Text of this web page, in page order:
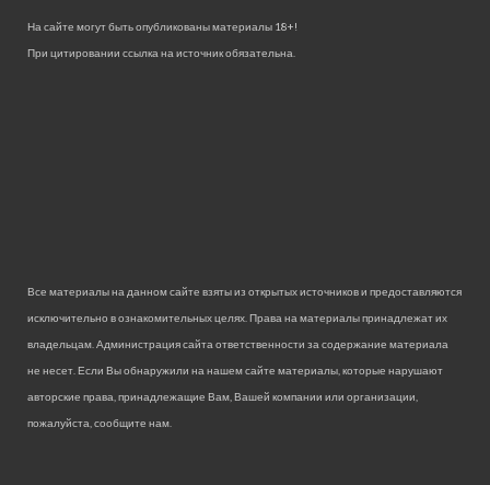
На сайте могут быть опубликованы материалы 18+!
При цитировании ссылка на источник обязательна.
Все материалы на данном сайте взяты из открытых источников и предоставляются
исключительно в ознакомительных целях. Права на материалы принадлежат их
владельцам. Администрация сайта ответственности за содержание материала
не несет. Если Вы обнаружили на нашем сайте материалы, которые нарушают
авторские права, принадлежащие Вам, Вашей компании или организации,
пожалуйста, сообщите нам.